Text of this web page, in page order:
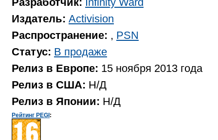
Издатель: Activision
Распространение: , PSN
Статус: В продаже
Релиз в Европе: 15 ноября 2013 года
Релиз в США: Н/Д
Релиз в Японии: Н/Д
Рейтинг PEGI :